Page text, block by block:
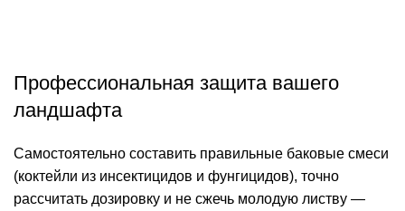
Профессиональная защита вашего
ландшафта
Самостоятельно составить правильные баковые смеси
(коктейли из инсектицидов и фунгицидов), точно
рассчитать дозировку и не сжечь молодую листву —